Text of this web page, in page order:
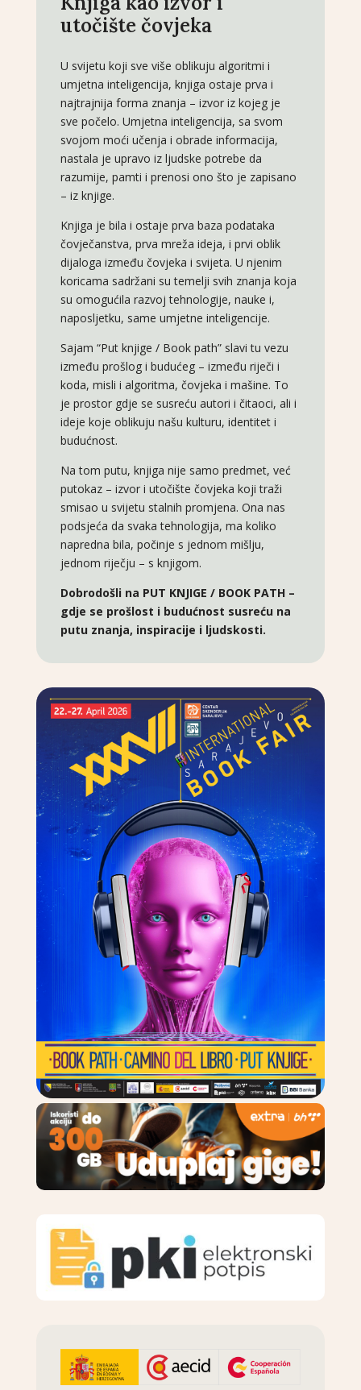
utočište čovjeka
U svijetu koji sve više oblikuju algoritmi i
umjetna inteligencija, knjiga ostaje prva i
najtrajnija forma znanja – izvor iz kojeg je
sve počelo. Umjetna inteligencija, sa svom
svojom moći učenja i obrade informacija,
nastala je upravo iz ljudske potrebe da
razumije, pamti i prenosi ono što je zapisano
– iz knjige.
Knjiga je bila i ostaje prva baza podataka
čovječanstva, prva mreža ideja, i prvi oblik
dijaloga između čovjeka i svijeta. U njenim
koricama sadržani su temelji svih znanja koja
su omogućila razvoj tehnologije, nauke i,
naposljetku, same umjetne inteligencije.
Sajam “Put knjige / Book path” slavi tu vezu
između prošlog i budućeg – između riječi i
koda, misli i algoritma, čovjeka i mašine. To
je prostor gdje se susreću autori i čitaoci, ali i
ideje koje oblikuju našu kulturu, identitet i
budućnost.
Na tom putu, knjiga nije samo predmet, već
putokaz – izvor i utočište čovjeka koji traži
smisao u svijetu stalnih promjena. Ona nas
podsjeća da svaka tehnologija, ma koliko
napredna bila, počinje s jednom mišlju,
jednom riječju – s knjigom.
Dobrodošli na PUT KNJIGE / BOOK PATH –
gdje se prošlost i budućnost susreću na
putu znanja, inspiracije i ljudskosti.